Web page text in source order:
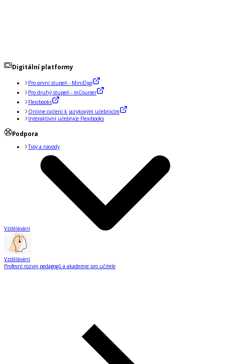
Digitální platformy
Pro první stupeň - MiniDigi
Pro druhý stupeň - mCourser
Flexibooks
Online cvičení k jazykovým učebnicím
Interaktivní učebnice Flexibooks
Podpora
Tipy a návody
Vzdělávání
Vzdělávání
Profesní rozvoj pedagogů a akademie pro učitele